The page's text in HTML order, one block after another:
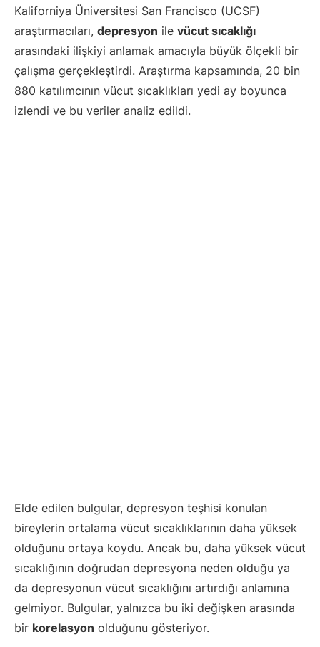
Kaliforniya Üniversitesi San Francisco (UCSF)
araştırmacıları, depresyon ile vücut sıcaklığı
arasındaki ilişkiyi anlamak amacıyla büyük ölçekli bir
çalışma gerçekleştirdi. Araştırma kapsamında, 20 bin
880 katılımcının vücut sıcaklıkları yedi ay boyunca
izlendi ve bu veriler analiz edildi.
Elde edilen bulgular, depresyon teşhisi konulan
bireylerin ortalama vücut sıcaklıklarının daha yüksek
olduğunu ortaya koydu. Ancak bu, daha yüksek vücut
sıcaklığının doğrudan depresyona neden olduğu ya
da depresyonun vücut sıcaklığını artırdığı anlamına
gelmiyor. Bulgular, yalnızca bu iki değişken arasında
bir korelasyon olduğunu gösteriyor.